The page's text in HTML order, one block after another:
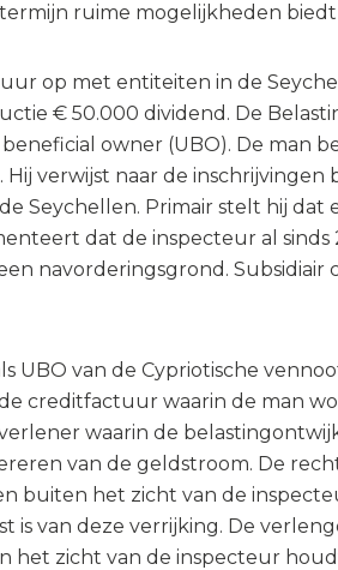
ruime mogelijkheden
op met entiteiten in de
€ 50.000 dividend. De
owner (UBO). De man
verwijst naar de
Primair stelt hij dat
dat de inspecteur al sinds
navorderingsgrond. Subsidiair
van de Cypriotische
creditfactuur waarin de man
waarin de
van de geldstroom. De
het zicht van de
is van deze verrijking. De
zicht van de inspecteur